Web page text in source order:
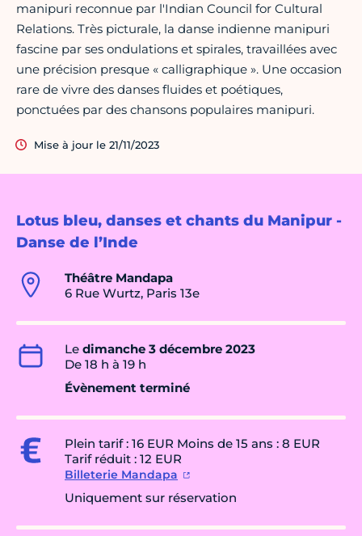
Lotus bleu, danses et chants du Manipur -
Danse de l’Inde
Théâtre Mandapa
6 Rue Wurtz, Paris 13e
Le dimanche 3 décembre 2023
De 18 h à 19 h
Évènement terminé
Plein tarif : 16 EUR Moins de 15 ans : 8 EUR
Tarif réduit : 12 EUR
Billeterie Mandapa
Uniquement sur réservation
manipuri reconnue par l'Indian Council for Cultural
Relations. Très picturale, la danse indienne manipuri
fascine par ses ondulations et spirales, travaillées avec
une précision presque « calligraphique ». Une occasion
rare de vivre des danses fluides et poétiques,
ponctuées par des chansons populaires manipuri.
Mise à jour le 21/11/2023